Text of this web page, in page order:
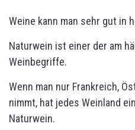
Weine kann man sehr gut in
Naturwein ist einer der am
Weinbegriffe.
Wenn man nur Frankreich,
nimmt, hat jedes Weinland
Naturwein.